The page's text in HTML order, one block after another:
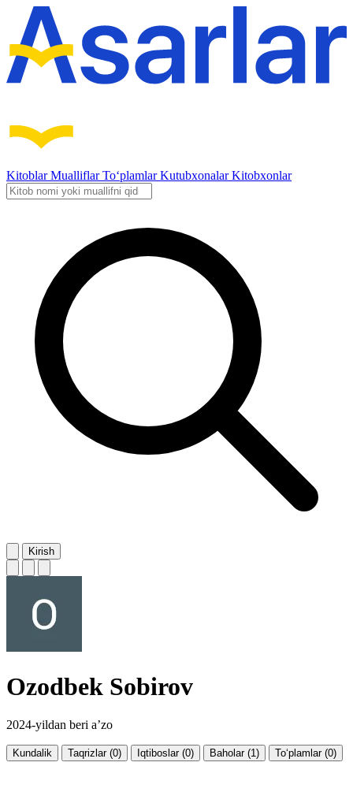
KitoblarMualliflarTo‘plamlarKutubxonalarKitobxonlar
Kirish
Ozodbek Sobirov
2024-yildan beri a’zo
Kundalik Taqrizlar (0) Iqtiboslar (0) Baholar (1) To‘plamlar (0)